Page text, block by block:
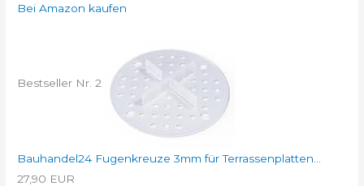
Bei Amazon kaufen
Bestseller Nr. 2
Bauhandel24 Fugenkreuze 3mm für Terrassenplatten...
27,90 EUR